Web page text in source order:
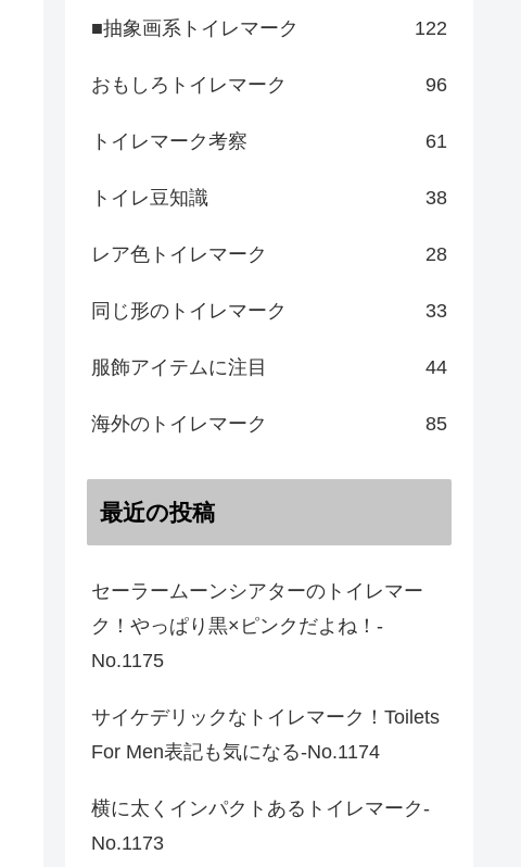
■抽象画系トイレマーク 122
おもしろトイレマーク 96
トイレマーク考察 61
トイレ豆知識 38
レア色トイレマーク 28
同じ形のトイレマーク 33
服飾アイテムに注目 44
海外のトイレマーク 85
最近の投稿
セーラームーンシアターのトイレマー
ク！やっぱり黒×ピンクだよね！-
No.1175
サイケデリックなトイレマーク！Toilets
For Men表記も気になる-No.1174
横に太くインパクトあるトイレマーク-
No.1173